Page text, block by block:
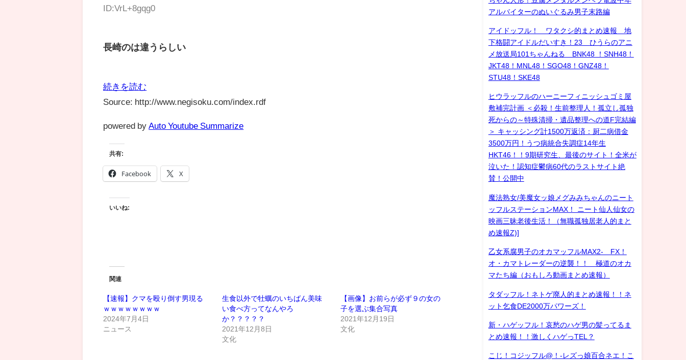
ID:VrL+8gqg0
長崎のは違うらしい
続きを読む
Source: http://www.negisoku.com/index.rdf
powered by Auto Youtube Summarize
共有:
Facebook X
いいね:
関連
【速報】クマを殴り倒す男現る
ｗｗｗｗｗｗｗｗ
2024年7月4日
ニュース
生食以外で牡蠣のいちばん美味
い食べ方ってなんやろ
か？？？？？
2021年12月8日
文化
【画像】お前らが必ず９の女の
子を選ぶ集合写真
2021年12月19日
文化
アルバイターのぬいぐるみ男子末路編
アイドッフル！ ワタクシ的まとめ速報 地
下格闘アイドルだいすき！23 ひうらのアニ
メ放送局101ちゃんねる BNK48 ！SNH48！
JKT48！MNL48！SGO48！GNZ48！
STU48！SKE48
ヒウラッフルのハーニーフィニッシュゴミ屋
敷補完計画 ＜必殺！生前整理人！孤立し孤独
死からの～特殊清掃・遺品整理への道F完結編
＞ キャッシング計1500万返済：厨二病借金
3500万円！うつ病統合失調症14年生
HKT46！！9期研究生、最後のサイト！全米が
泣いた！認知症鬱病60代のラストサイト絶
賛！公開中
魔法熟女/美魔女ッ娘メグみみちゃんのニート
ッフルステーションMAX！ ニート仙人仙女の
映画三昧老後生活！（無職孤独居老人的まと
め速報Z)]
乙女系腐男子のオカマッフルMAX2- FX！
オ・カマトレーダーの逆襲！！ 極道のオカ
マたち編（おもしろ動画まとめ速報）
タダッフル！ネトゲ廃人的まとめ速報！！ネ
ット乞食DE2000万パワーズ！
新・ハゲッフル！哀愁のハゲ男の髪ってるま
とめ速報！！激しくハゲっTEL？
こじ！コジッフル@！-レズっ娘百合ネエ！こ